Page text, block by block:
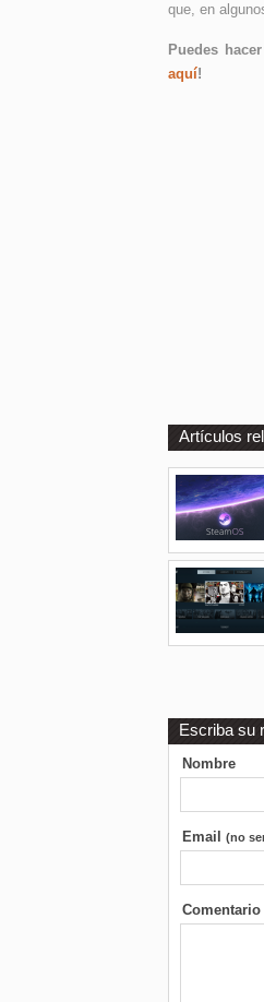
que, en
Puedes
aquí!
Artículos
Escriba su
Nombre
Email (no
Comentario